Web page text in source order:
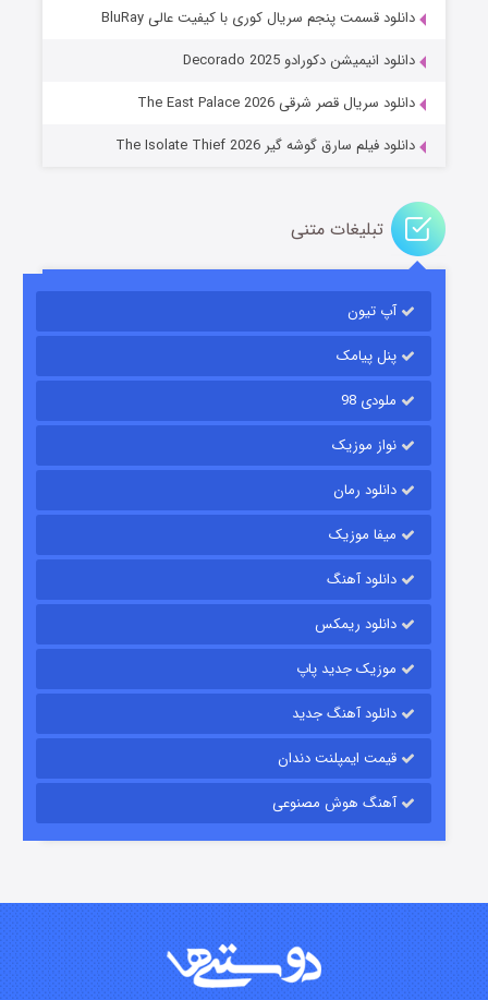
عملیات آپارتمان
قسمت۲ (زیرنویس) منتشر شد
شکست استوارت در نجات جهان
قسمت
قسمت۷ (زیرنویس) منتشر شد
دانلود قسمت پنجم سریال کوری با کیفیت عالی BluRay
دانلود انیمیشن دکورادو Decorado 2025
دانلود سریال قصر شرقی The East Palace 2026
دانلود فیلم سارق گوشه گیر The Isolate Thief 2026
تبلیغات متنی
آپ تیون
پنل پیامک
ملودی 98
نواز موزیک
دانلود رمان
میفا موزیک
دانلود آهنگ
دانلود ریمکس
موزیک جدید پاپ
دانلود آهنگ جدید
قیمت ایمپلنت دندان
آهنگ هوش مصنوعی